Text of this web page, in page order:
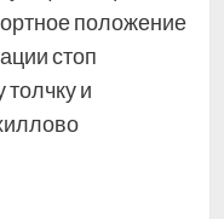
положение
стоп
и